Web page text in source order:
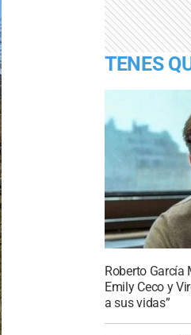
TENES
Roberto
Emily Ceco y
a sus vidas”